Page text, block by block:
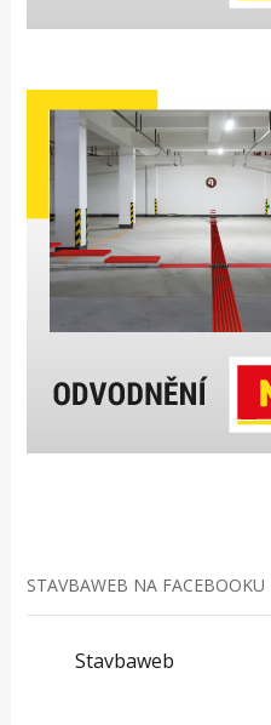
STAVBAWEB NA FACEBOOKU
Stavbaweb